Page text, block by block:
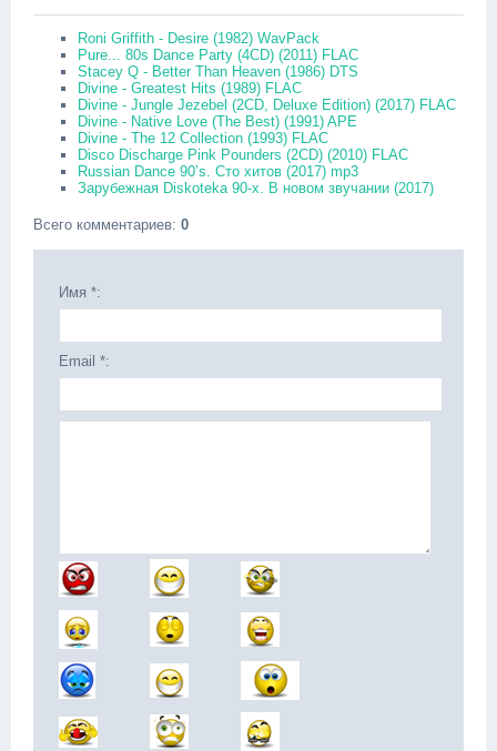
Roni Griffith - Desire (1982) WavPack
Pure... 80s Dance Party (4CD) (2011) FLAC
Stacey Q - Better Than Heaven (1986) DTS
Divine - Greatest Hits (1989) FLAC
Divine - Jungle Jezebel (2CD, Deluxe Edition) (2017) FLAC
Divine - Native Love (The Best) (1991) APE
Divine - The 12 Collection (1993) FLAC
Disco Discharge Pink Pounders (2CD) (2010) FLAC
Russian Dance 90’s. Сто хитов (2017) mp3
Зарубежная Diskoteka 90-х. В новом звучании (2017)
Всего комментариев: 0
Имя *:
Email *: